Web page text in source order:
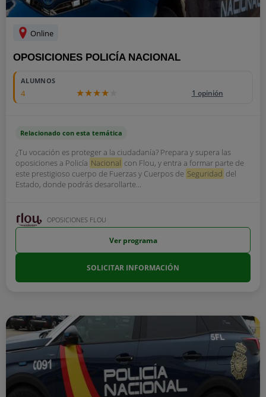
Online
OPOSICIONES POLICÍA NACIONAL
ALUMNOS
4 1 opinión
Relacionado con esta temática
¿Tu vocación es proteger a la ciudadanía? Prepara y supera las
oposiciones a Policía Nacional con Flou, y entra a formar parte de
este prestigioso cuerpo de Fuerzas y Cuerpos de Seguridad del
Estado, donde podrás desarollarte...
OPOSICIONES FLOU
Ver programa
SOLICITAR INFORMACIÓN